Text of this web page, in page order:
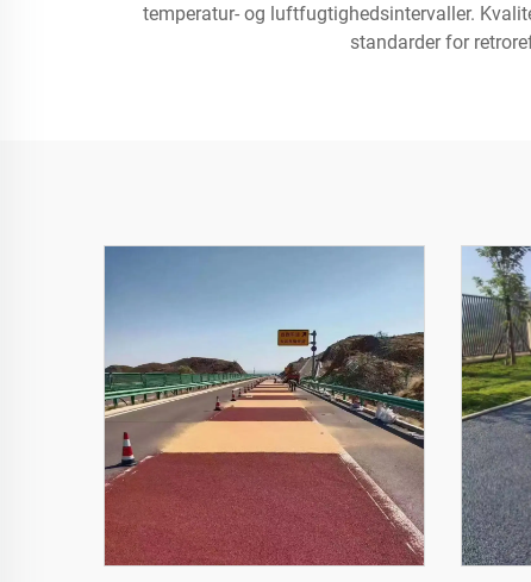
temperatur- og luftfugtighedsintervaller.
standarder for